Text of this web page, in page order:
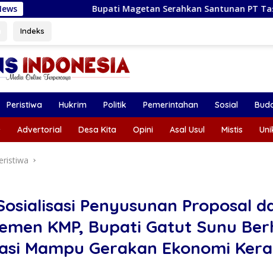
Bupati Magetan Serahkan Santunan PT Taspen Untuk Ahli
Indeks
Peristiwa Hukrim Politik Pemerintahan Sosial
Advertorial Desa Kita Opini Asal Usul Mistis
Penyusunan Proposal
KMP, Bupati Gatut Sunu
Mampu Gerakan Ekonomi